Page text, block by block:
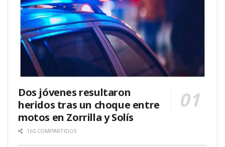
Dos jóvenes resultaron
heridos tras un choque entre
motos en Zorrilla y Solís
165 COMPARTIDOS